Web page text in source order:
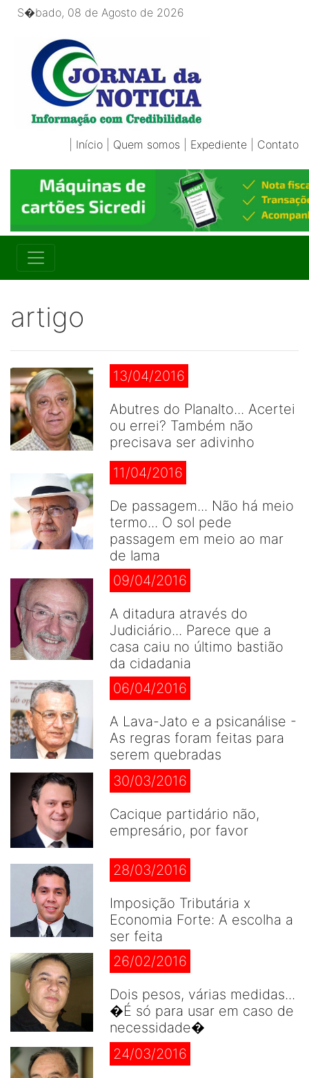
S�bado, 08 de Agosto de 2026
Início Quem somos Expediente Contato
artigo
13/04/2016
Abutres do Planalto... Acertei
ou errei? Também não
precisava ser adivinho
11/04/2016
De passagem... Não há meio
termo... O sol pede
passagem em meio ao mar
de lama
09/04/2016
A ditadura através do
Judiciário... Parece que a
casa caiu no último bastião
da cidadania
06/04/2016
A Lava-Jato e a psicanálise -
As regras foram feitas para
serem quebradas
30/03/2016
Cacique partidário não,
empresário, por favor
28/03/2016
Imposição Tributária x
Economia Forte: A escolha a
ser feita
26/02/2016
Dois pesos, várias medidas...
�É só para usar em caso de
necessidade�
24/03/2016